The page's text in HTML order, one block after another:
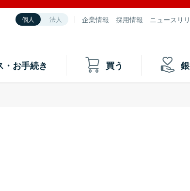
個人 法人 企業情報 採用情報 ニュースリ
・お手続き 買う